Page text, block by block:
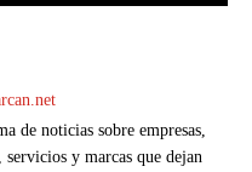
de noticias sobre empresas,
y marcas que dejan